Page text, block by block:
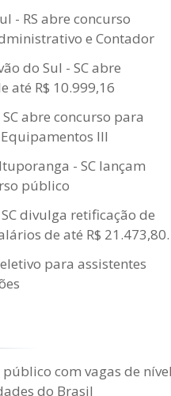
- RS abre concurso
e Contador
do Sul - SC abre
até R$ 10.999,16
abre concurso para
III
- SC lançam
público
divulga retificação de
de até R$ 21.473,80.
para assistentes
com vagas de
do Brasil